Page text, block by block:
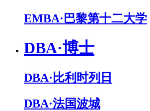
EMBA·巴黎第十二大学
DBA·博士
DBA·比利时列日
DBA·法国波城